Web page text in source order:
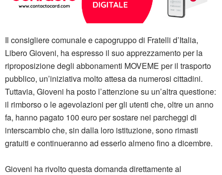
Il consigliere comunale e capogruppo di Fratelli d’Italia,
Libero Gioveni, ha espresso il suo apprezzamento per la
riproposizione degli abbonamenti MOVEME per il trasporto
pubblico, un’iniziativa molto attesa da numerosi cittadini.
Tuttavia, Gioveni ha posto l’attenzione su un’altra questione:
il rimborso o le agevolazioni per gli utenti che, oltre un anno
fa, hanno pagato 100 euro per sostare nei parcheggi di
interscambio che, sin dalla loro istituzione, sono rimasti
gratuiti e continueranno ad esserlo almeno fino a dicembre.
Gioveni ha rivolto questa domanda direttamente al